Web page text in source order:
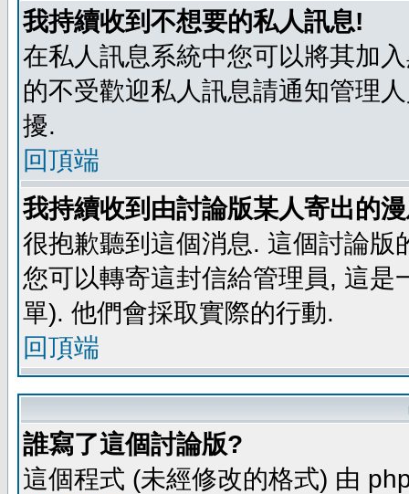
我持續收到不想要的私人訊息!
在私人訊息系統中您可以將其加
的不受歡迎私人訊息請通知管理
擾.
回頂端
我持續收到由討論版某人寄出的
很抱歉聽到這個消息. 這個討論
您可以轉寄這封信給管理員, 這
單). 他們會採取實際的行動.
回頂端
誰寫了這個討論版?
這個程式 (未經修改的格式) 由